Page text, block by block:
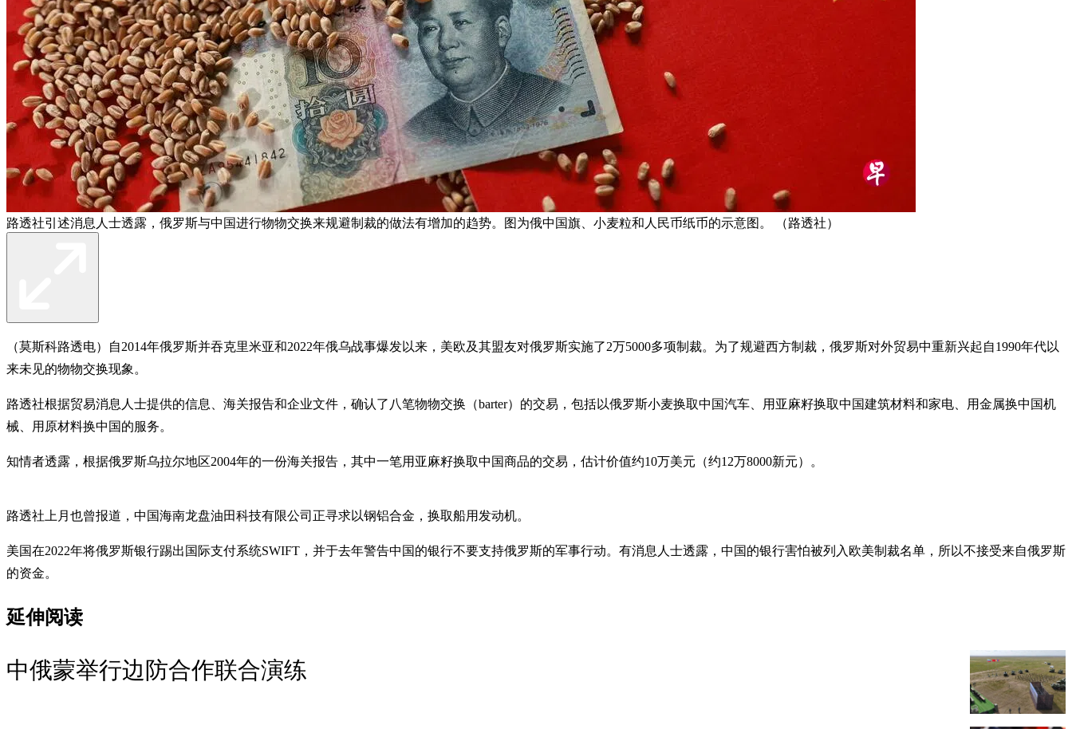
路透社引述消息人士透露，俄罗斯与中国进行物物交换来规避制裁的做法有增加的趋势。图为俄中国旗、小麦粒和人民币纸币的示意图。 （路透社）
（莫斯科路透电）自2014年俄罗斯并吞克里米亚和2022年俄乌战事爆发以来，美欧及其盟友对俄罗斯实施了2万5000多项制裁。为了规避西方制裁，俄罗斯对外贸易中重新兴起自1990年代以
来未见的物物交换现象。
路透社根据贸易消息人士提供的信息、海关报告和企业文件，确认了八笔物物交换（barter）的交易，包括以俄罗斯小麦换取中国汽车、用亚麻籽换取中国建筑材料和家电、用金属换中国机
械、用原材料换中国的服务。
知情者透露，根据俄罗斯乌拉尔地区2004年的一份海关报告，其中一笔用亚麻籽换取中国商品的交易，估计价值约10万美元（约12万8000新元）。
路透社上月也曾报道，中国海南龙盘油田科技有限公司正寻求以钢铝合金，换取船用发动机。
美国在2022年将俄罗斯银行踢出国际支付系统SWIFT，并于去年警告中国的银行不要支持俄罗斯的军事行动。有消息人士透露，中国的银行害怕被列入欧美制裁名单，所以不接受来自俄罗斯
的资金。
延伸阅读
中俄蒙举行边防合作联合演练